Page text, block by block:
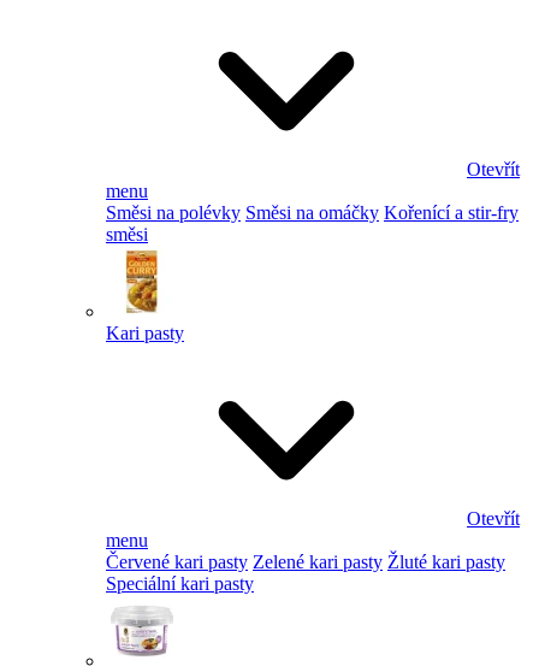
Otevřít
menu
Směsi na polévky Směsi na omáčky Kořenící a stir-fry
směsi
Kari pasty
Otevřít
menu
Červené kari pasty Zelené kari pasty Žluté kari pasty
Speciální kari pasty